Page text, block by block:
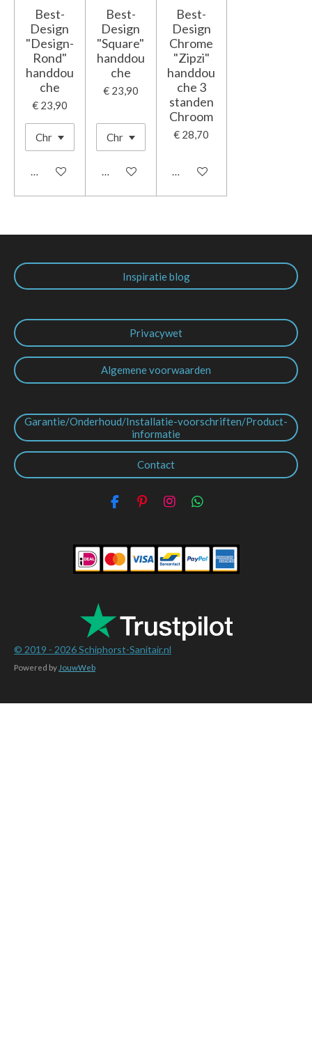
Best-
Design
"Design-
Rond"
handdou
che
€ 23,90
In winkelwagen
Best-
Design
"Square"
handdou
che
€ 23,90
Houd mij op de hoogte
Best-
Design
Chrome
"Zipzi"
handdou
che 3
standen
Chroom
€ 28,70
In winkelwagen
Inspiratie blog
Privacywet
Algemene voorwaarden
Garantie/Onderhoud/Installatie-voorschriften/Product-
informatie
Contact
F
e
b
o
P
t
e
r
I
t
a
g
W
t
s
A
© 2019 - 2026Schiphorst-Sanitair.nl
Powered by JouwWeb